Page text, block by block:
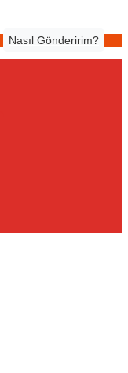
Nasıl Gönderirim?